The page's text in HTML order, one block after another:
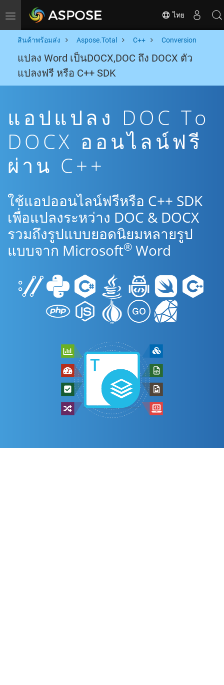
Toggle navigation ไทย
สินค้าพร้อมส่ง Aspose.Total C++ Conversion
แปลง Word เป็นDOCX,DOC ถึง DOCX ตัว
แปลงฟรี หรือ C++ SDK
แอปแปลง DOC To
DOCX ออนไลน์ฟรี
ผ่าน C++
ใช้แอปออนไลน์ฟรีหรือ C++ SDK
เพื่อแปลงระหว่าง DOC & DOCX
รวมถึงรูปแบบยอดนิยมหลายรูป
แบบจาก Microsoft® Word